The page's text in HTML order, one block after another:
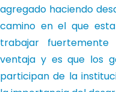
agregado haciendo
camino en el que
trabajar
ventaja y es que los
participan de la